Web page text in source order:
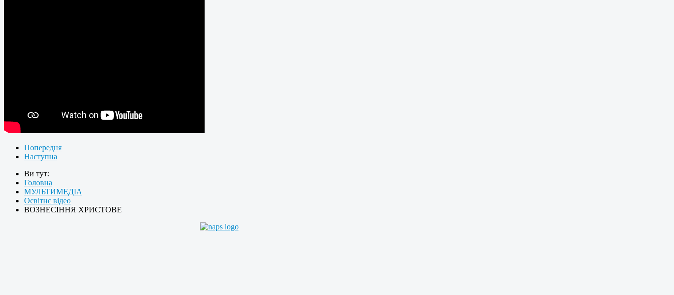
Попередня
Наступна
Ви тут:
Головна
МУЛЬТИМЕДІА
Освітнє відео
ВОЗНЕСІННЯ ХРИСТОВЕ